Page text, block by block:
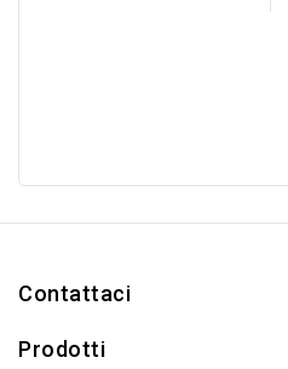
Contattaci
Prodotti